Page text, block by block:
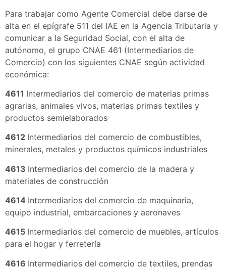
Para trabajar como Agente Comercial debe darse de
alta en el epígrafe 511 del IAE en la Agencia Tributaria y
comunicar a la Seguridad Social, con el alta de
autónomo, el grupo CNAE 461 (Intermediarios de
Comercio) con los siguientes CNAE según actividad
económica:
4611 Intermediarios del comercio de materias primas
agrarias, animales vivos, materias primas textiles y
productos semielaborados
4612 Intermediarios del comercio de combustibles,
minerales, metales y productos químicos industriales
4613 Intermediarios del comercio de la madera y
materiales de construcción
4614 Intermediarios del comercio de maquinaria,
equipo industrial, embarcaciones y aeronaves
4615 Intermediarios del comercio de muebles, artículos
para el hogar y ferretería
4616 Intermediarios del comercio de textiles, prendas